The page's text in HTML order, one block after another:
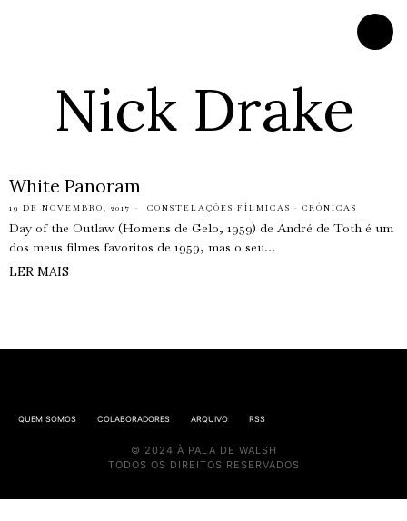
Nick Drake
White Panoram
19 DE NOVEMBRO, 2017 CONSTELAÇÕES FÍLMICAS · CRÓNICAS
Day of the Outlaw (Homens de Gelo, 1959) de André de Toth é um
dos meus filmes favoritos de 1959, mas o seu…
LER MAIS
QUEM SOMOS COLABORADORES ARQUIVO RSS
© 2024 À PALA DE WALSH
TODOS OS DIREITOS RESERVADOS